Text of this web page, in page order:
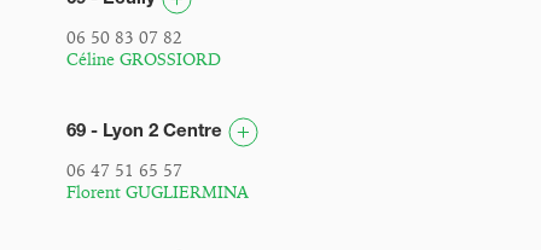
06 50 83 07 82
Céline GROSSIORD
69 - Lyon 2 Centre
06 47 51 65 57
Florent GUGLIERMINA